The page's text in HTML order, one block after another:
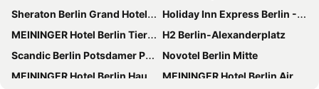
Sheraton Berlin Grand Hotel Esplanade
Holiday Inn Express Berlin - Alexanderplatz By Ihg
MEININGER Hotel Berlin Tiergarten
H2 Berlin-Alexanderplatz
Scandic Berlin Potsdamer Platz
Novotel Berlin Mitte
MEININGER Hotel Berlin Hauptbahnhof
MEININGER Hotel Berlin Airport